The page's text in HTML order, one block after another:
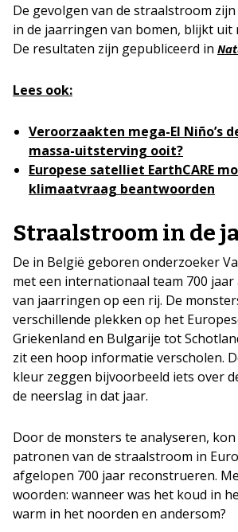
De gevolgen van de straalstroom
in de jaarringen van bomen, blijkt uit
De resultaten zijn gepubliceerd in
Lees ook:
Veroorzaakten mega-El Niño’s
massa-uitsterving ooit?
Europese satelliet EarthCARE
klimaatvraag beantwoorden
Straalstroom in de
De in België geboren onderzoeker
met een internationaal team 700 jaar
van jaarringen op een rij. De
verschillende plekken op het
Griekenland en Bulgarije tot
zit een hoop informatie verscholen.
kleur zeggen bijvoorbeeld iets over
de neerslag in dat jaar.
Door de monsters te analyseren,
patronen van de straalstroom in
afgelopen 700 jaar reconstrueren.
woorden: wanneer was het koud in
warm in het noorden en andersom?